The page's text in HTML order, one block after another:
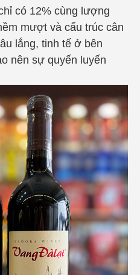
có 12% cùng lượng
mượt và cấu trúc cân
lắng, tinh tế ở bên
nên sự quyến luyến